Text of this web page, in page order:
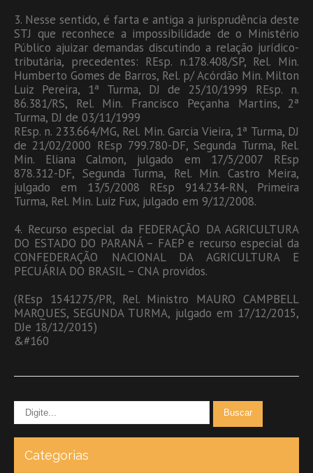
3. Nesse sentido, é farta e antiga a jurisprudência deste
STJ que reconhece a impossibilidade de o Ministério
Público ajuizar demandas discutindo a relação jurídico-
tributária, precedentes: REsp. n.178.408/SP, Rel. Min.
Humberto Gomes de Barros, Rel. p/ Acórdão Min. Milton
Luiz Pereira, 1ª Turma, DJ de 25/10/1999 REsp. n.
86.381/RS, Rel. Min. Francisco Peçanha Martins, 2ª
Turma, DJ de 03/11/1999
REsp. n. 233.664/MG, Rel. Min. Garcia Vieira, 1ª Turma, DJ
de 21/02/2000 REsp 799.780-DF, Segunda Turma, Rel.
Min. Eliana Calmon, julgado em 17/5/2007 REsp
878.312-DF, Segunda Turma, Rel. Min. Castro Meira,
julgado em 13/5/2008 REsp 914.234-RN, Primeira
Turma, Rel. Min. Luiz Fux, julgado em 9/12/2008.
4. Recurso especial da FEDERAÇÃO DA AGRICULTURA
DO ESTADO DO PARANÁ – FAEP e recurso especial da
CONFEDERAÇÃO NACIONAL DA AGRICULTURA E
PECUÁRIA DO BRASIL – CNA providos.
(REsp 1541275/PR, Rel. Ministro MAURO CAMPBELL
MARQUES, SEGUNDA TURMA, julgado em 17/12/2015,
DJe 18/12/2015)
&#160
Categorias